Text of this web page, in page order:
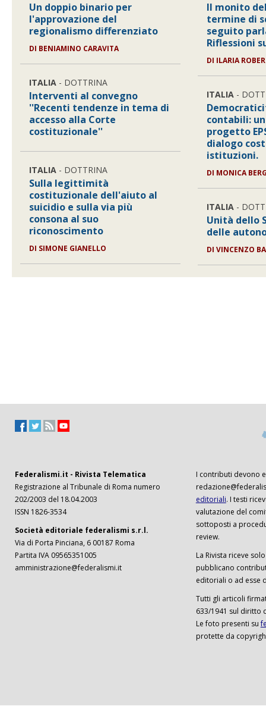
Un doppio binario per
l'approvazione del
regionalismo differenziato
DI BENIAMINO CARAVITA
ITALIA - DOTTRINA
Interventi al convegno
''Recenti tendenze in tema di
accesso alla Corte
costituzionale''
ITALIA - DOTTRINA
Sulla legittimità
costituzionale dell'aiuto al
suicidio e sulla via più
consona al suo
riconoscimento
DI SIMONE GIANELLO
Il monito
termine di
seguito
Riflessioni
DI ILARIA
ITALIA -
contabili:
progetto
dialogo
istituzioni.
DI MONICA
ITALIA -
Unità dello
delle
DIVINCENZO
Federalismi.it - Rivista Telematica
Registrazione al Tribunale di Roma numero
202/2003 del 18.04.2003
ISSN 1826-3534
Società editoriale federalismi s.r.l.
Via di Porta Pinciana, 6 00187 Roma
Partita IVA 09565351005
amministrazione@federalismi.it
I contributi devono
editoriali. I testi
valutazione del
sottoposti a
review.
La Rivista riceve
pubblicano
editoriali o ad esse
Tutti gli articoli
633/1941 sul diritto
Le foto presenti su
protette da